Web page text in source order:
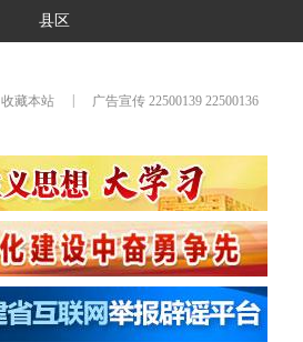
县区
收藏本站 广告宣传 22500139 22500136